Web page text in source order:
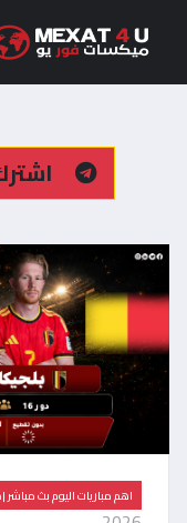
اهم مباريات اليوم بث